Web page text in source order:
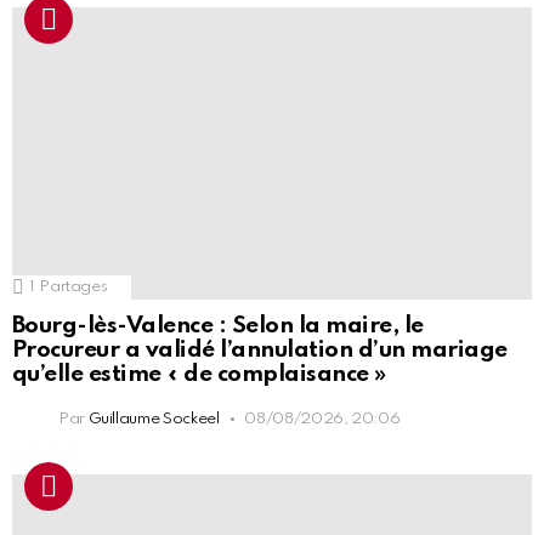
1 Partages
Bourg-lès-Valence : Selon la maire, le
Procureur a validé l’annulation d’un mariage
qu’elle estime « de complaisance »
Par Guillaume Sockeel 08/08/2026, 20:06